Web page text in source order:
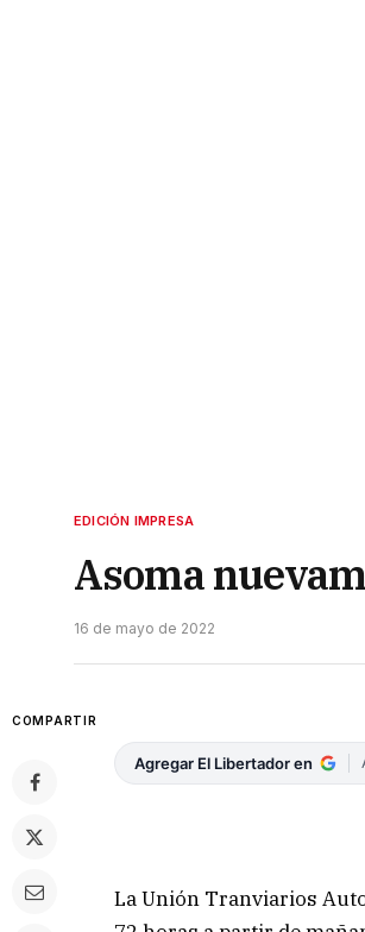
EDICIÓN IMPRESA
Asoma
16 de mayo de 2022
COMPARTIR
Agregar El Libertador en
La Unión Tranviarios